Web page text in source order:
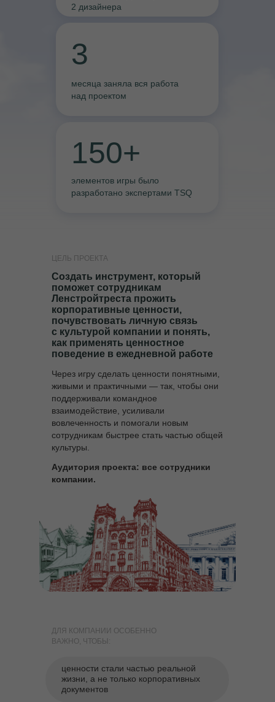
ЦЕЛЬ ПРОЕКТА
Создать инструмент, который
поможет сотрудникам
Ленстройтреста прожить
корпоративные ценности,
почувствовать личную связь
с культурой компании и понять,
как применять ценностное
поведение в ежедневной работе
Аудитория проекта: все сотрудники
компании.
Через игру сделать ценности понятными,
живыми и практичными — так, чтобы они
поддерживали командное
взаимодействие, усиливали
вовлеченность и помогали новым
сотрудникам быстрее стать частью общей
культуры.
2 дизайнера
3
месяца заняла вся работа
над проектом
150+
элементов игры было
разработано экспертами TSQ
ДЛЯ КОМПАНИИ ОСОБЕННО
ВАЖНО, ЧТОБЫ:
ценности стали частью реальной
жизни, а не только корпоративных
документов